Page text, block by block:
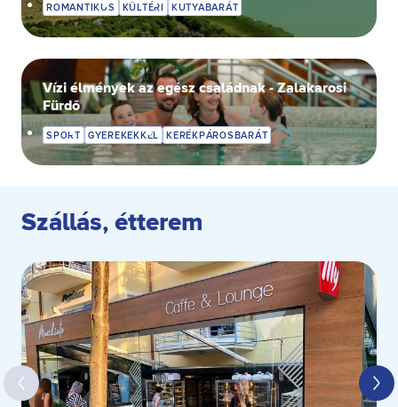
ROMANTIKUS KÜLTÉRI KUTYABARÁT
Vízi élmények az egész családnak - Zalakarosi
Fürdő
SPORT GYEREKEKKEL KERÉKPÁROSBARÁT
Szállás, étterem